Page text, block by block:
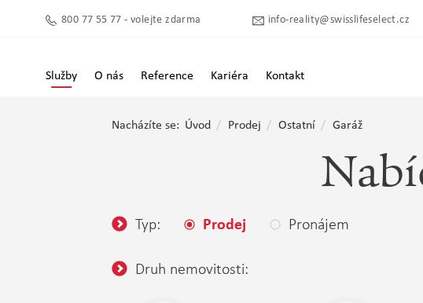
800 77 55 77 - volejte zdarma info-reality@swisslifeselect.cz
Služby O nás Reference Kariéra Kontakt
Nacházíte se: Úvod Prodej Ostatní Garáž
Typ: Prodej Pronájem
Druh nemovitosti: